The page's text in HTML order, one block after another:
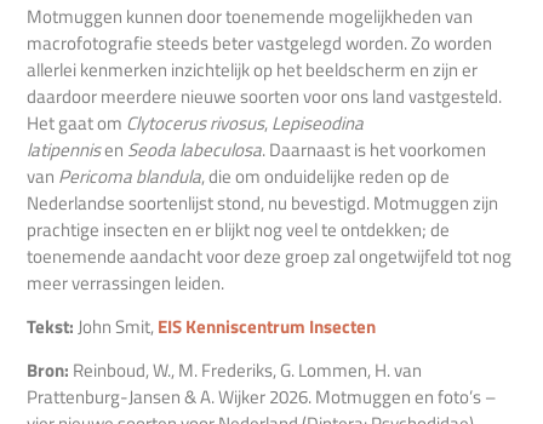
Motmuggen kunnen door toenemende mogelijkheden van
macrofotografie steeds beter vastgelegd worden. Zo worden
allerlei kenmerken inzichtelijk op het beeldscherm en zijn er
daardoor meerdere nieuwe soorten voor ons land vastgesteld.
Het gaat om Clytocerus rivosus,Lepiseodina
latipennisen Seoda labeculosa. Daarnaast is het voorkomen
van Pericoma blandula, die om onduidelijke reden op de
Nederlandse soortenlijst stond, nu bevestigd. Motmuggen zijn
prachtige insecten en er blijkt nog veel te ontdekken; de
toenemende aandacht voor deze groep zal ongetwijfeld tot nog
meer verrassingen leiden.
Tekst:John Smit,EIS Kenniscentrum Insecten
Bron: Reinboud, W., M. Frederiks, G. Lommen, H. van
Prattenburg-Jansen & A. Wijker 2026. Motmuggen en foto’s –